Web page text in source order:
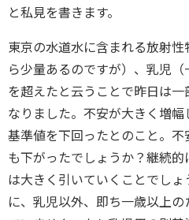
と私見を書きます。
東京の水道水に含まれる放射
ら少量あるのですが）、乳児
を超えたと云うことで昨日は
なりました。不安が大きく増
基準値を下回ったとのこと。
も下がったでしょうか？継続
は大きく引いていくことでし
に、乳児以外、即ち一歳以上